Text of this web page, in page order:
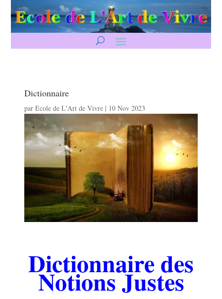
Dictionnaire
parEcole de L'Art de Vivre | 10 Nov 2023
Dictionnaire des
Notions Justes